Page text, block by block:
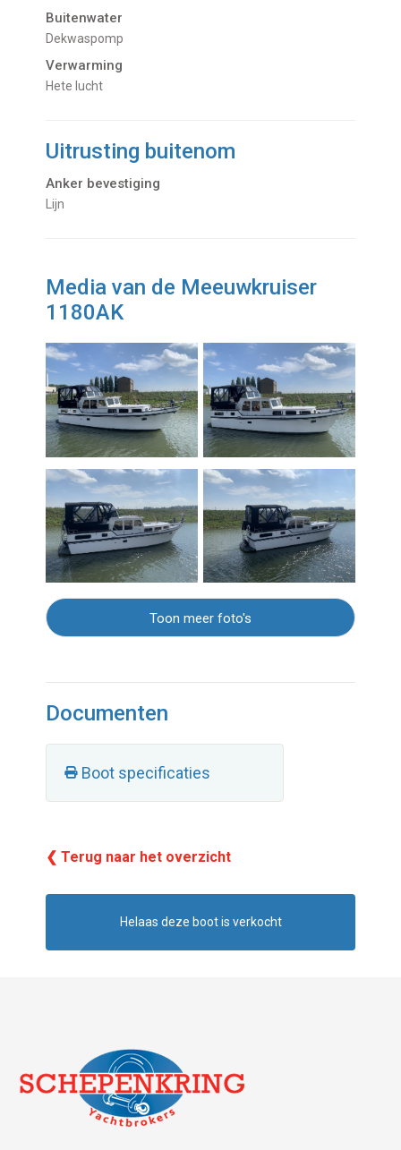
Buitenwater
dekwaspomp
Verwarming
hete lucht
Uitrusting buitenom
Anker bevestiging
Lijn
Media van de Meeuwkruiser
1180AK
Toon meer foto's
Documenten
Boot specificaties
❮ Terug naar het overzicht
Helaas deze boot is verkocht